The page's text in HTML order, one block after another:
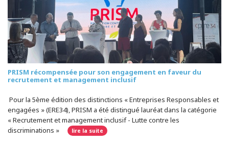
PRISM récompensée pour son engagement en faveur du
recrutement et management inclusif
Pour la 5ème édition des distinctions « Entreprises Responsables et
engagées » (ERE34), PRISM a été distingué lauréat dans la catégorie
« Recrutement et management inclusif - Lutte contre les
discriminations »
lire la suite